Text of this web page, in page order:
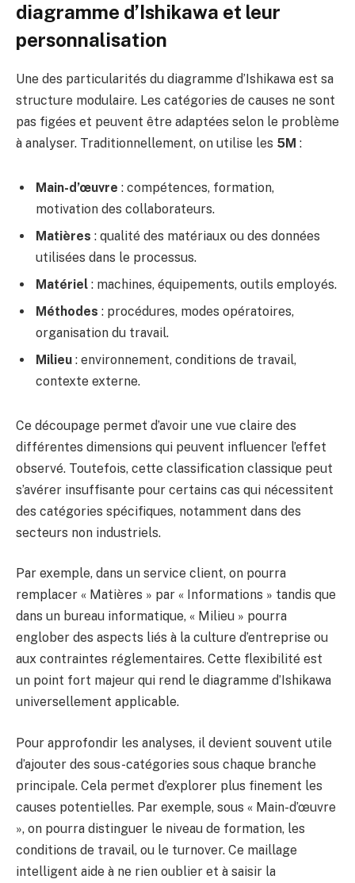
diagramme d’Ishikawa et leur
personnalisation
Une des particularités du diagramme d’Ishikawa est sa
structure modulaire. Les catégories de causes ne sont
pas figées et peuvent être adaptées selon le problème
à analyser. Traditionnellement, on utilise les 5M :
Main-d’œuvre : compétences, formation,
motivation des collaborateurs.
Matières : qualité des matériaux ou des données
utilisées dans le processus.
Matériel : machines, équipements, outils employés.
Méthodes : procédures, modes opératoires,
organisation du travail.
Milieu : environnement, conditions de travail,
contexte externe.
Ce découpage permet d’avoir une vue claire des
différentes dimensions qui peuvent influencer l’effet
observé. Toutefois, cette classification classique peut
s’avérer insuffisante pour certains cas qui nécessitent
des catégories spécifiques, notamment dans des
secteurs non industriels.
Par exemple, dans un service client, on pourra
remplacer « Matières » par « Informations » tandis que
dans un bureau informatique, « Milieu » pourra
englober des aspects liés à la culture d’entreprise ou
aux contraintes réglementaires. Cette flexibilité est
un point fort majeur qui rend le diagramme d’Ishikawa
universellement applicable.
Pour approfondir les analyses, il devient souvent utile
d’ajouter des sous-catégories sous chaque branche
principale. Cela permet d’explorer plus finement les
causes potentielles. Par exemple, sous « Main-d’œuvre
», on pourra distinguer le niveau de formation, les
conditions de travail, ou le turnover. Ce maillage
intelligent aide à ne rien oublier et à saisir la